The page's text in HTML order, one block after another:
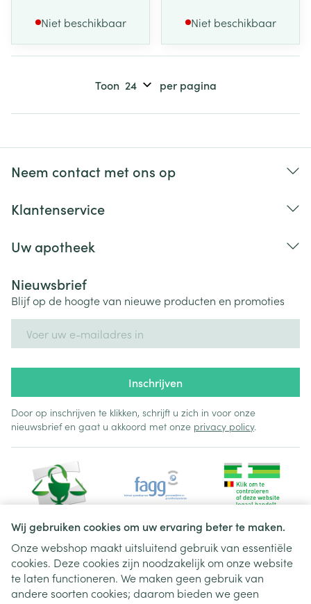
Wij gebruiken cookies om uw ervaring beter te maken.
Onze webshop maakt uitsluitend gebruik van essentiële
cookies. Deze cookies zijn noodzakelijk om onze website
te laten functioneren. We maken geen gebruik van
andere soorten cookies; daarom bieden we geen
Niet beschikbaar Niet beschikbaar
Toon per pagina
Neem contact met ons op
Klantenservice
Uw apotheek
Nieuwsbrief
Blijf op de hoogte van nieuwe producten en promoties
Inschrijven
Door op inschrijven te klikken, schrijft u zich in voor onze
nieuwsbrief en gaat u akkoord met onze privacy policy.
Juridische links